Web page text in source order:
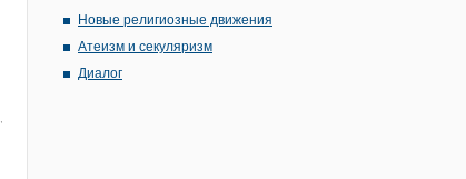
Новые религиозные движения
Атеизм и секуляризм
Диалог